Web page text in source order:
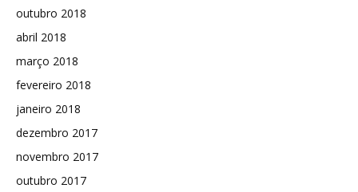
outubro 2018
abril 2018
março 2018
fevereiro 2018
janeiro 2018
dezembro 2017
novembro 2017
outubro 2017